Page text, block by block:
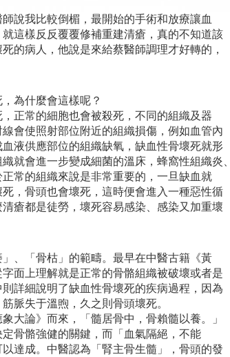
說我比較倒楣，最開始的手術和放療讓血
這樣反反覆覆修補重建清瘡，真的不知道該
的病人，他說是來給蔡醫師調理才好轉的，
為什麼會這樣呢？
正常的細胞也會被殺死，不同的組織及器
會使照射部位附近的組織損傷，例如血管內
液供應部位的組織缺氧，缺血性骨壞死就形
就會進一步變成細菌的溫床，蜂窩性組織炎、
常的組織來說是非常重要的，一旦缺血就
，骨頭也會壞死，這時便會進入一種惡性循
瘡都是徒勞，壞死容易感染、感染又加重壞
、「骨枯」的範疇。最早在中醫古籍《黃
面上理解就是正常的骨骼組織被破壞或者是
詳細說明了缺血性骨壞死的疾病過程，因為
脈失于溫煦，久之則骨頭壞死。
大論》而來，「髓居骨中，骨賴髓以養。」
骨骼強健的關鍵，而「血氣隔絕，不能
達成。中醫認為「腎主骨生髓」，骨頭的發